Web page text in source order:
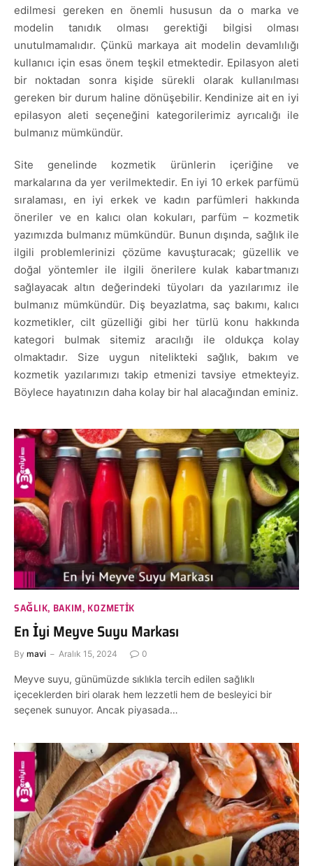
edilmesi gereken en önemli hususun da o marka ve
modelin tanıdık olması gerektiği bilgisi olması
unutulmamalıdır. Çünkü markaya ait modelin devamlılığı
kullanıcı için esas önem teşkil etmektedir. Epilasyon aleti
bir noktadan sonra kişide sürekli olarak kullanılması
gereken bir durum haline dönüşebilir. Kendinize ait en iyi
epilasyon aleti seçeneğini kategorilerimiz ayrıcalığı ile
bulmanız mümkündür.
Site genelinde kozmetik ürünlerin içeriğine ve
markalarına da yer verilmektedir. En iyi 10 erkek parfümü
sıralaması, en iyi erkek ve kadın parfümleri hakkında
öneriler ve en kalıcı olan kokuları, parfüm – kozmetik
yazımızda bulmanız mümkündür. Bunun dışında, sağlık ile
ilgili problemlerinizi çözüme kavuşturacak; güzellik ve
doğal yöntemler ile ilgili önerilere kulak kabartmanızı
sağlayacak altın değerindeki tüyoları da yazılarımız ile
bulmanız mümkündür. Diş beyazlatma, saç bakımı, kalıcı
kozmetikler, cilt güzelliği gibi her türlü konu hakkında
kategori bulmak sitemiz aracılığı ile oldukça kolay
olmaktadır. Size uygun nitelikteki sağlık, bakım ve
kozmetik yazılarımızı takip etmenizi tavsiye etmekteyiz.
Böylece hayatınızın daha kolay bir hal alacağından eminiz.
SAĞLIK, BAKIM, KOZMETIK
En İyi Meyve Suyu Markası
By mavi Aralık 15, 2024 0
Meyve suyu, günümüzde sıklıkla tercih edilen sağlıklı
içeceklerden biri olarak hem lezzetli hem de besleyici bir
seçenek sunuyor. Ancak piyasada…